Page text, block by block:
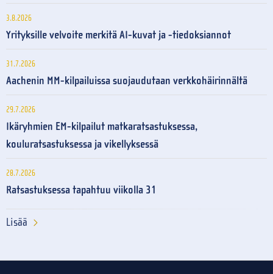
3.8.2026
Yrityksille velvoite merkitä AI-kuvat ja -tiedoksiannot
31.7.2026
Aachenin MM-kilpailuissa suojaudutaan verkkohäirinnältä
29.7.2026
Ikäryhmien EM-kilpailut matkaratsastuksessa,
kouluratsastuksessa ja vikellyksessä
28.7.2026
Ratsastuksessa tapahtuu viikolla 31
Lisää